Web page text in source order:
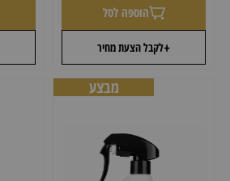
+לקבל הצעת מחיר
הוספה לסל
מבצע